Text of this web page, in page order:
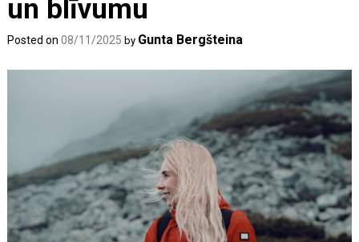
un blīvumu
Posted on08/11/2025 by Gunta Bergšteina